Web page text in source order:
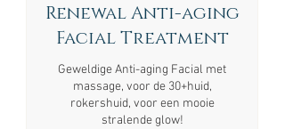
Renewal Anti-aging
Facial Treatment
Geweldige Anti-aging Facial met
massage, voor de 30+huid,
rokershuid, voor een mooie
stralende glow!